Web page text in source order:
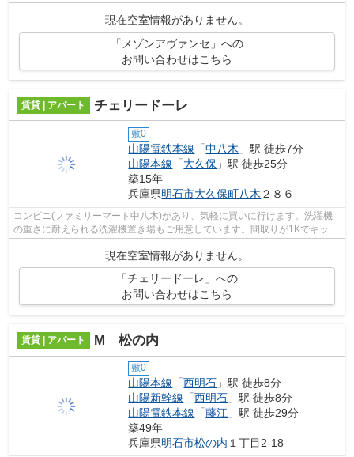
動産に関する事なら、まずは078-926-1112か...
現在空室情報がありません。
「メゾンアヴァンセ」への
お問い合わせはこちら
賃貸 | アパート チェリードーレ
敷0
山陽電鉄本線 「中八木 」駅 徒歩7分
山陽本線 「大久保 」駅 徒歩25分
築15年
兵庫県明石市大久保町八木 ２８６
コンビニ(ファミリーマート中八木)があり、気軽に買いに行けます。洗濯機
の重さに耐えられる洗濯機置き場もご用意しています。間取りが1Kでキッチ
ンがあるので生活しやすく楽しい暮ら...
現在空室情報がありません。
「チェリードーレ」への
お問い合わせはこちら
賃貸 | アパート M 松の内
敷0
山陽本線 「西明石 」駅 徒歩8分
山陽新幹線 「西明石 」駅 徒歩8分
山陽電鉄本線 「藤江 」駅 徒歩29分
築49年
兵庫県明石市松の内 １丁目2-18